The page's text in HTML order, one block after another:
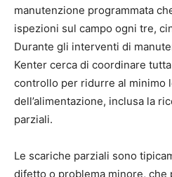
manutenzione programmata
ispezioni sul campo ogni tre,
Durante gli interventi di
Kenter cerca di coordinare
controllo per ridurre al minimo
dell’alimentazione, inclusa la
parziali.
Le scariche parziali sono
difetto o problema minore, che